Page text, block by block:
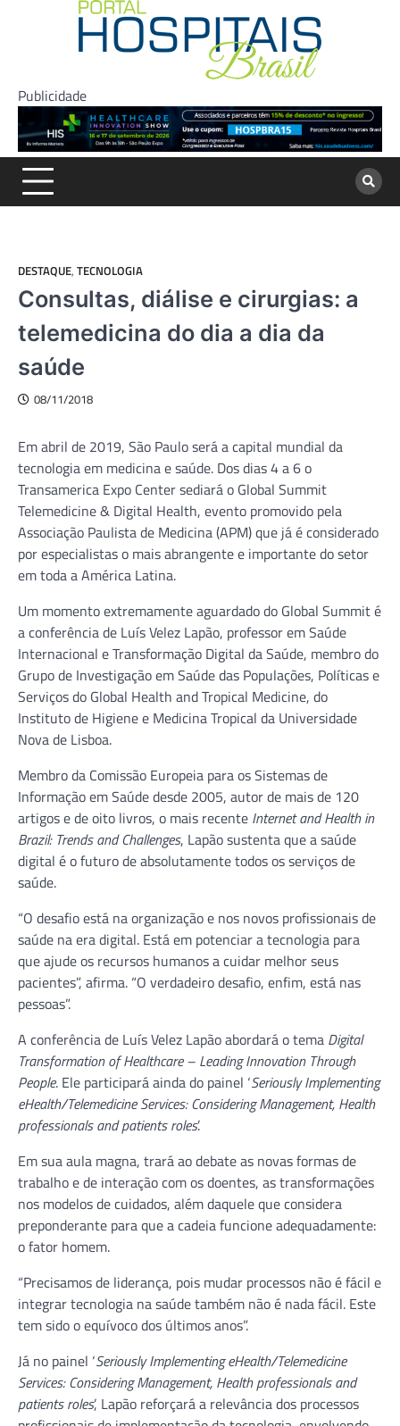
Publicidade
DESTAQUE, TECNOLOGIA
Consultas, diálise e cirurgias: a
telemedicina do dia a dia da
saúde
08/11/2018
Em abril de 2019, São Paulo será a capital mundial da
tecnologia em medicina e saúde. Dos dias 4 a 6 o
Transamerica Expo Center sediará o Global Summit
Telemedicine & Digital Health, evento promovido pela
Associação Paulista de Medicina (APM) que já é considerado
por especialistas o mais abrangente e importante do setor
em toda a América Latina.
Um momento extremamente aguardado do Global Summit é
a conferência de Luís Velez Lapão, professor em Saúde
Internacional e Transformação Digital da Saúde, membro do
Grupo de Investigação em Saúde das Populações, Políticas e
Serviços do Global Health and Tropical Medicine, do
Instituto de Higiene e Medicina Tropical da Universidade
Nova de Lisboa.
Membro da Comissão Europeia para os Sistemas de
Informação em Saúde desde 2005, autor de mais de 120
artigos e de oito livros, o mais recente Internet and Health in
Brazil: Trends and Challenges, Lapão sustenta que a saúde
digital é o futuro de absolutamente todos os serviços de
saúde.
“O desafio está na organização e nos novos profissionais de
saúde na era digital. Está em potenciar a tecnologia para
que ajude os recursos humanos a cuidar melhor seus
pacientes”, afirma. “O verdadeiro desafio, enfim, está nas
pessoas”.
A conferência de Luís Velez Lapão abordará o tema Digital
Transformation of Healthcare – Leading Innovation Through
People. Ele participará ainda do painel ‘Seriously Implementing
eHealth/Telemedicine Services: Considering Management, Health
professionals and patients roles’.
Em sua aula magna, trará ao debate as novas formas de
trabalho e de interação com os doentes, as transformações
nos modelos de cuidados, além daquele que considera
preponderante para que a cadeia funcione adequadamente:
o fator homem.
“Precisamos de liderança, pois mudar processos não é fácil e
integrar tecnologia na saúde também não é nada fácil. Este
tem sido o equívoco dos últimos anos”.
Já no painel ‘Seriously Implementing eHealth/Telemedicine
Services: Considering Management, Health professionals and
patients roles’, Lapão reforçará a relevância dos processos